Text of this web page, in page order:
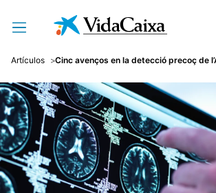
Salta al contingut principal
Artículos Cinc avenços en la detecció precoç de